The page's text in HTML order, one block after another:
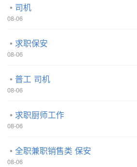
司机
08-06
求职保安
08-06
普工 司机
08-06
求职厨师工作
08-06
全职兼职销售类 保安
08-06